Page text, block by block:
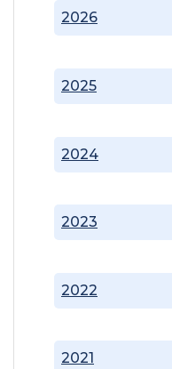
2021
2022
2023
2024
2025
2026